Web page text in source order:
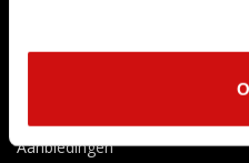
Nieuwe producten
Aanbiedingen